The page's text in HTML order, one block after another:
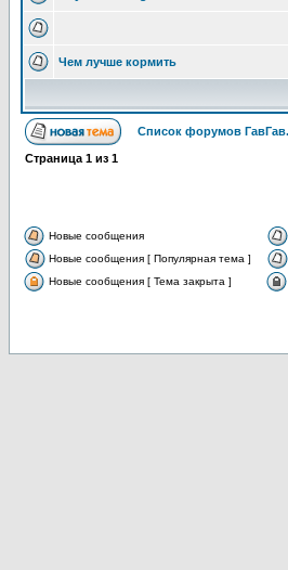
Чем лучше кормить
Список форумов
Страница 1 из 1
Новые сообщения
Новые сообщения [ Популярная тема ]
Новые сообщения [ Тема закрыта ]